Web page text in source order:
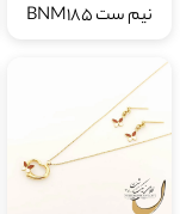
نیم ست BNM185